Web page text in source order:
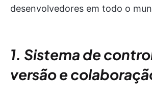
desenvolvedores em todo o
1. Sistema de
versão e